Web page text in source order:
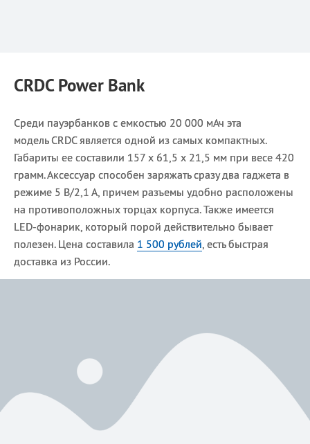
CRDC Power Bank
Среди пауэрбанков с емкостью 20 000 мАч эта
модель CRDC является одной из самых компактных.
Габариты ее составили 157 х 61,5 х 21,5 мм при весе 420
грамм. Аксессуар способен заряжать сразу два гаджета в
режиме 5 В/2,1 А, причем разъемы удобно расположены
на противоположных торцах корпуса. Также имеется
LED-фонарик, который порой действительно бывает
полезен. Цена составила 1 500 рублей , есть быстрая
доставка из России.